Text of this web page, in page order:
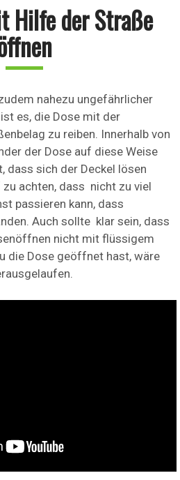
Hilfe der Straße
nahezu ungefährlicher
es, die Dose mit der
zu reiben. Innerhalb von
der Dose auf diese Weise
dass sich der Deckel lösen
achten, dass nicht zu viel
passieren kann, dass
Auch sollte klar sein, dass
nicht mit flüssigem
die Dose geöffnet hast, wäre